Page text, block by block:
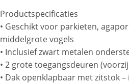
Productspecificaties
• Geschikt voor parkieten,
middelgrote vogels
• Inclusief zwart metalen
• 2 grote toegangsdeuren
• Dak openklapbaar met zitstok